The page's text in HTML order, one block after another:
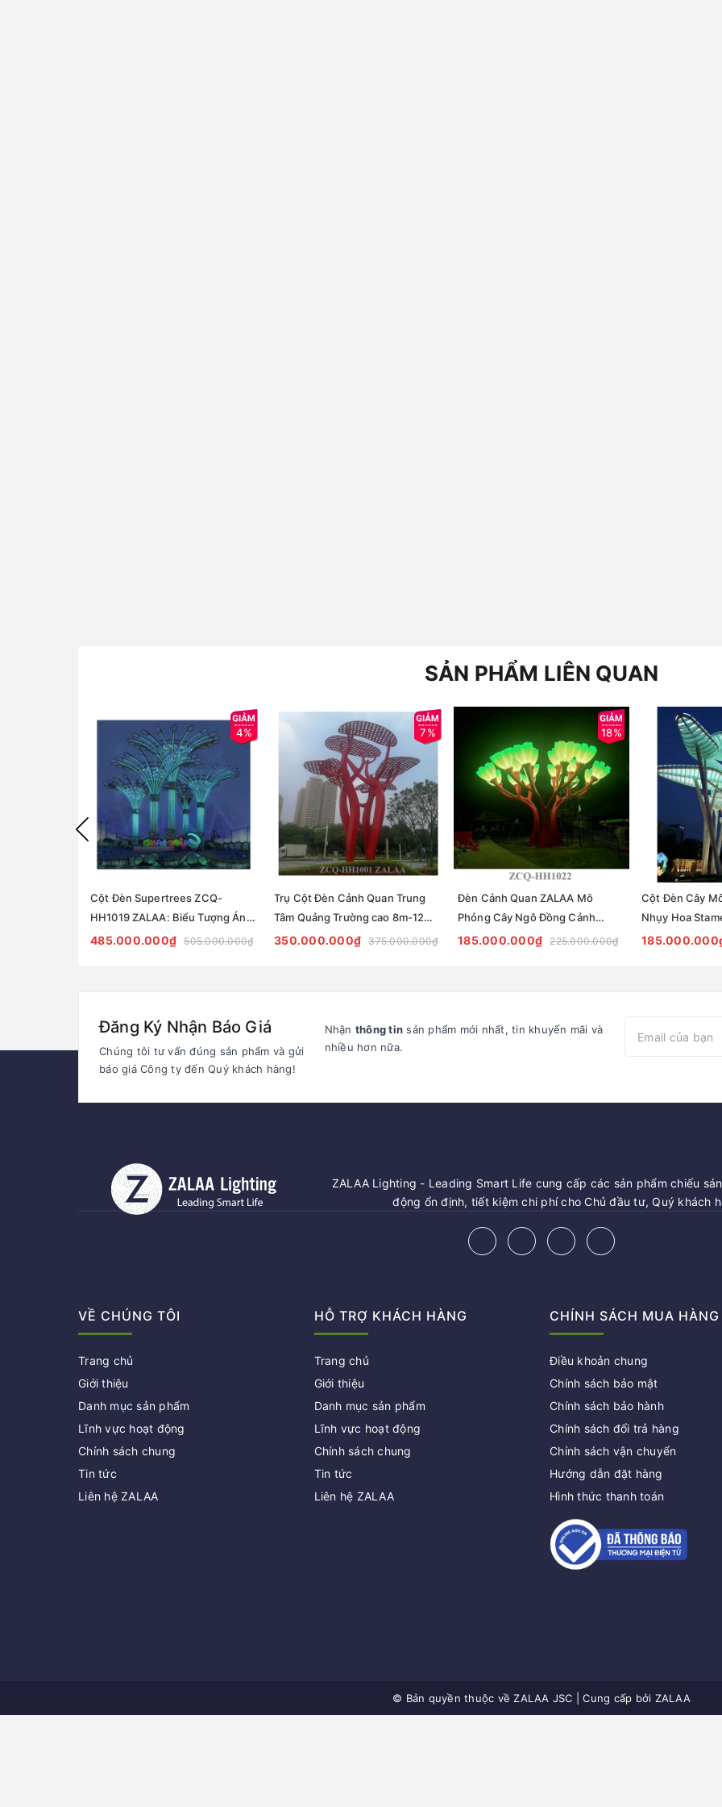
SẢN PHẨM LIÊN QUAN
4%
Cột Đèn Supertrees ZCQ-
HH1019 ZALAA: Biểu Tượng Ánh
Sáng Cho Đại Đô Thị
485.000.000₫ 505.000.000₫
7%
Trụ Cột Đèn Cảnh Quan Trung
Tâm Quảng Trường cao 8m-12m
ZCQ-HH1001 ZALAA Fortune
350.000.000₫ 375.000.000₫
18%
Đèn Cảnh Quan ZALAA Mô
Phỏng Cây Ngô Đồng Cảnh
ZCQ-HH1022 Sycamore Trees
185.000.000₫ 225.000.000₫
Cột Đèn Cây
Nhụy Hoa
ZCQ-HH1021
Đăng Ký Nhận Báo Giá
Chúng tôi tư vấn đúng sản phẩm và gửi
báo giá Công ty đến Quý khách hàng!
Nhận thông tin sản phẩm mới nhất, tin khuyến mãi và
nhiều hơn nữa.
ZALAA Lighting - Leading Smart Life cung cấp các sản phẩm chiếu
động ổn định, tiết kiệm chi phí cho Chủ đầu tư, Quý khách
VỀ CHÚNG TÔI
Trang chủ
Giới thiệu
Danh mục sản phẩm
Lĩnh vực hoạt động
Chính sách chung
Tin tức
Liên hệ ZALAA
HỖ TRỢ KHÁCH HÀNG
Trang chủ
Giới thiệu
Danh mục sản phẩm
Lĩnh vực hoạt động
Chính sách chung
Tin tức
Liên hệ ZALAA
CHÍNH SÁCH MUA HÀNG
Điều khoản chung
Chính sách bảo mật
Chính sách bảo hành
Chính sách đổi trả hàng
Chính sách vận chuyển
Hướng dẫn đặt hàng
Hình thức thanh toán
© Bản quyền thuộc vềZALAA JSC Cung cấp bởi ZALAA